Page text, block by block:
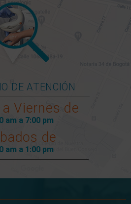
DE ATENCIÓN
Viernes de
am a 7:00 pm
de
am a 1:00 pm